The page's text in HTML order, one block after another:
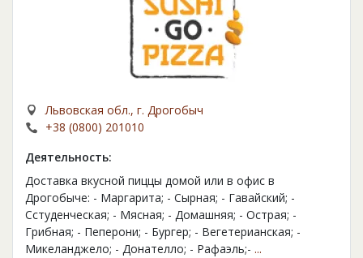
Львовская обл., г. Дрогобыч
+38 (0800) 201010
Деятельность:
Доставка вкусной пиццы домой или в офис в
Дрогобыче: - Маргарита; - Сырная; - Гавайский; -
Сстуденческая; - Мясная; - Домашняя; - Острая; -
Грибная; - Пеперони; - Бургер; - Вегетерианская; -
Микеланджело; - Донателло; - Рафаэль;- ...